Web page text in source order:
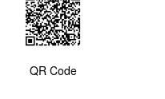
QR Code